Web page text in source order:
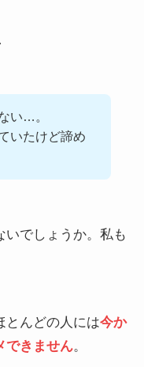
い…。
いたけど諦め
いでしょうか。私も
とんどの人には今か
できません。